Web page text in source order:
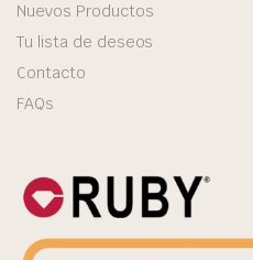
Nuevos Productos
Tu lista de deseos
Contacto
FAQs